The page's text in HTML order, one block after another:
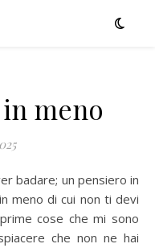
meno
meno di cui non ti devi
cose che mi sono
che non ne hai